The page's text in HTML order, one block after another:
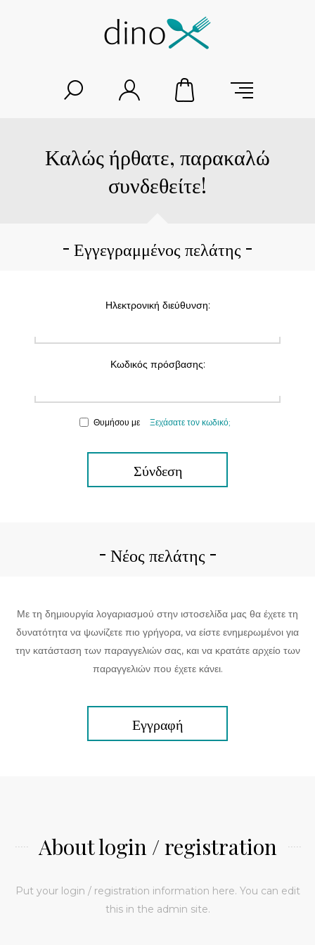
Καλώς ήρθατε, παρακαλώ
συνδεθείτε!
Εγγεγραμμένος πελάτης
Ηλεκτρονική διεύθυνση:
Κωδικός πρόσβασης:
Θυμήσου με Ξεχάσατε τον κωδικό;
Σύνδεση
Νέος πελάτης
Με τη δημιουργία λογαριασμού στην ιστοσελίδα μας θα έχετε τη
δυνατότητα να ψωνίζετε πιο γρήγορα, να είστε ενημερωμένοι για
την κατάσταση των παραγγελιών σας, και να κρατάτε αρχείο των
παραγγελιών που έχετε κάνει.
Εγγραφή
About login / registration
Put your login / registration information here. You can edit
this in the admin site.